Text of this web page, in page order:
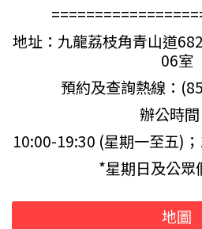
地址：九龍荔枝角青山道
06室
預約及查詢熱線：
辦公時間
10:00-19:30 (星期一至五)
*星期日及公眾
地圖